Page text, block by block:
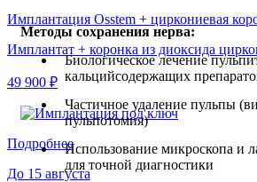
Имплантация Osstem + циркониевая
Имплантат + коронка из диоксида
49 900 ₽
Подробнее
До 15 августа
Методы сохранения нерва:
Биологическое лечение
кальцийсодержащих
Частичное удаление пульпы
пульпотомия)
Использование микроскопа и
для точной диагностики